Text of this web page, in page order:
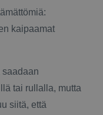
kaipaamat
tai rullalla, mutta
siitä, että